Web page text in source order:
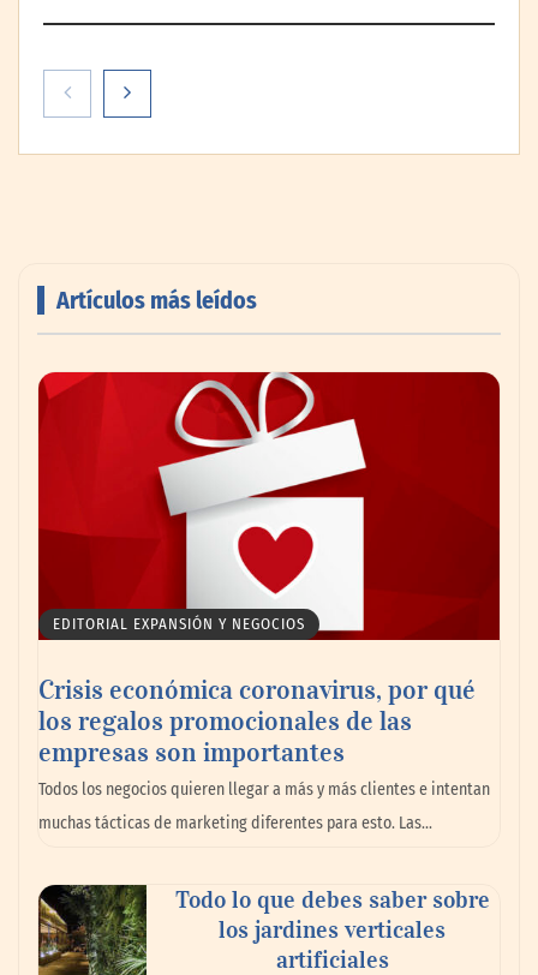
la compra de boletos con una experiencia
de pago rápida y segura
MBF Construcciones refuerza su presencia
digital con una nueva web de reformas en
Madrid
Artículos más leídos
EDITORIAL EXPANSIÓN Y NEGOCIOS
Crisis económica coronavirus, por qué
los regalos promocionales de las
empresas son importantes
Todos los negocios quieren llegar a más y más clientes e intentan
muchas tácticas de marketing diferentes para esto. Las…
Todo lo que debes saber sobre
los jardines verticales
artificiales